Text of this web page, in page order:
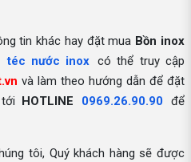
tin khác hay đặt mua Bồn inox
téc nước inox có thể truy cập
và làm theo hướng dẫn để đặt
HOTLINE 0969.26.90.90 để
tôi, Quý khách hàng sẽ được